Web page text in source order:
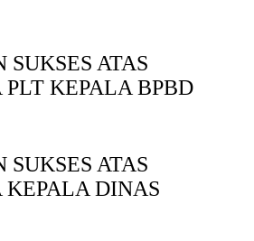
ATAS
KEPALA BPBD
ATAS
DINAS